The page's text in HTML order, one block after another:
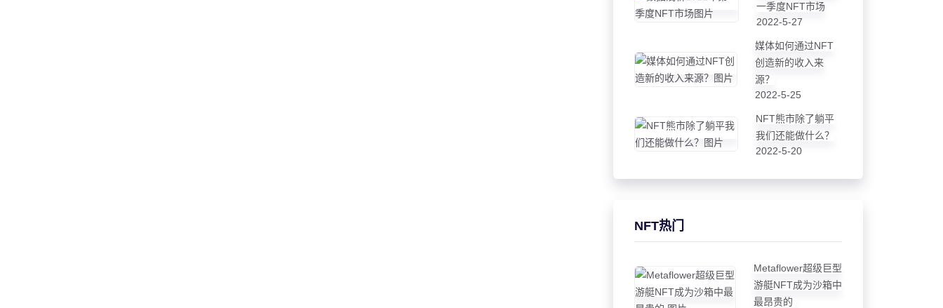
一季度NFT市场
2022-5-27
媒体如何通过NFT
创造新的收入来
源？
2022-5-25
NFT熊市除了躺平
我们还能做什么？
2022-5-20
NFT热门
Metaflower超级巨型
游艇NFT成为沙箱中
最昂贵的